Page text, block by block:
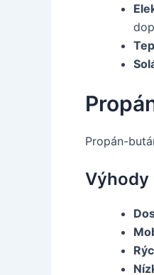
Propán-
Výhody